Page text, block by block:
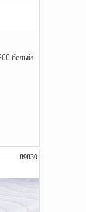
белый
89830